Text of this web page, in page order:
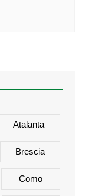
Atalanta
Brescia
Como